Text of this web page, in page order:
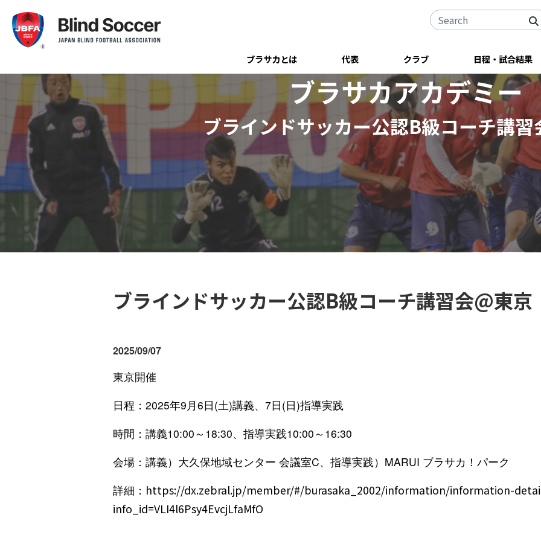
ブラサカとは 代表 クラブ 日程・試合結果
ブラサカアカデミー
ブラインドサッカー公認B級コーチ講習
ブラインドサッカー公認B級コーチ講習会@東京
2025/09/07
東京開催
日程：2025年9月6日(土)講義、7日(日)指導実践
時間：講義10:00～18:30、指導実践10:00～16:30
会場：講義）大久保地域センター 会議室C、指導実践）MARUI ブラサカ！パーク
詳細： https://dx.zebral.jp/member/#/burasaka_2002/information/information-
info_id=VLI4l6Psy4EvcjLfaMfO